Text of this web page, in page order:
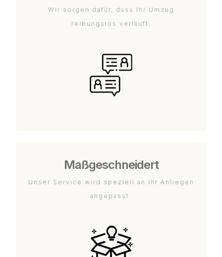
Wir sorgen dafür, dass Ihr Umzug
reibungslos verläuft.
Maßgeschneidert
Unser Service wird speziell an Ihr Anliegen
angepasst.